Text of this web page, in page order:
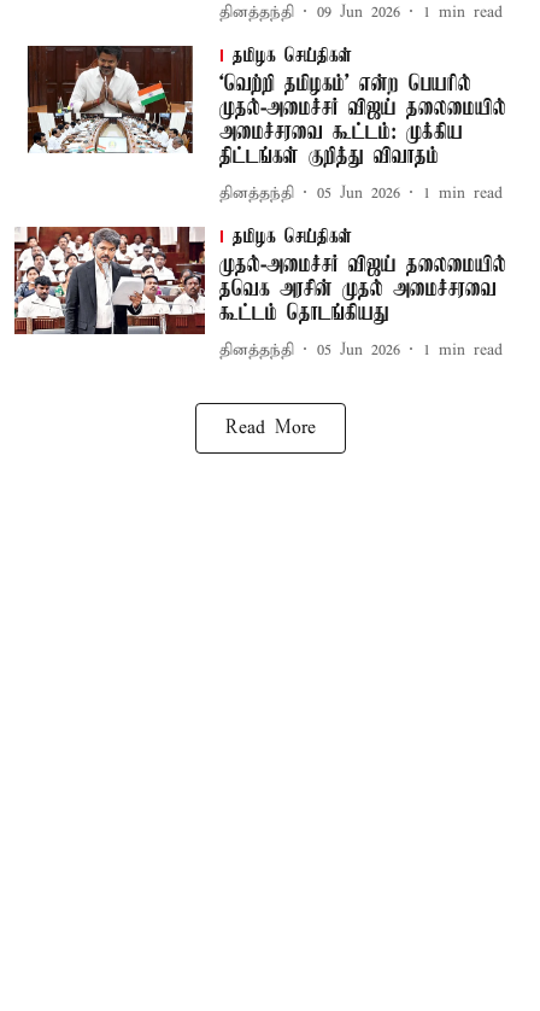
தினத்தந்தி 09 Jun 2026 1 min read
தமிழக செய்திகள்
‘வெற்றி தமிழகம்’ என்ற பெயரில்
முதல்-அமைச்சர் விஜய் தலைமையில்
அமைச்சரவை கூட்டம்: முக்கிய
திட்டங்கள் குறித்து விவாதம்
தினத்தந்தி 05 Jun 2026 1 min read
தமிழக செய்திகள்
முதல்-அமைச்சர் விஜய் தலைமையில்
தவெக அரசின் முதல் அமைச்சரவை
கூட்டம் தொடங்கியது
தினத்தந்தி 05 Jun 2026 1 min read
Read More